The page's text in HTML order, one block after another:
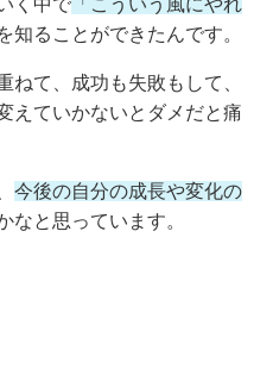
知ることができたんです。
ねて、成功も失敗もして、
えていかないとダメだと痛
今後の自分の成長や変化の
なと思っています。